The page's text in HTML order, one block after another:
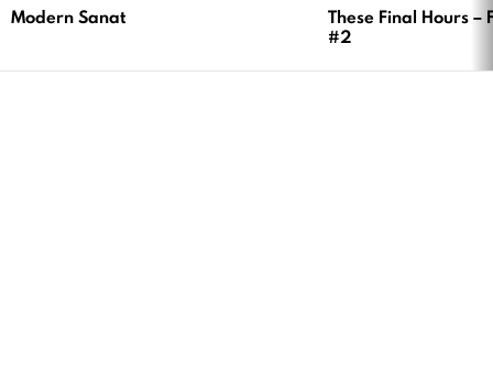
Modern Sanat
These Final Hours –
#2